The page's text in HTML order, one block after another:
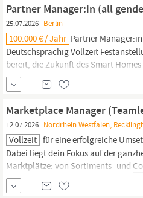
Pionier der...
Partner Manager:in (all
25.07.2026 Berlin
100.000 € / Jahr PartnerManager:in
Deutschsprachig Vollzeit
bereit, die Zukunft des Smart
arbeitest du an der Schnittstelle von
Marketing. Unsere Mission: Wir
Partnerschaften mit führenden
Kund innen exklusive
Marketplace Manager
12.07.2026 Nordrhein Westfalen,
Vollzeit für eine erfolgreiche
Dabei liegt dein Fokus auf der
Marktplätze: von Sortiments- und
operative Prozesse bis hin zu
Wachstumsmaßnahmen und der